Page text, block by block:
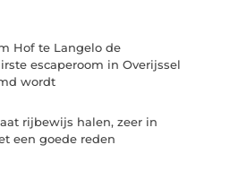
Hof te Langelo de
escaperoom in Overijssel
wordt
rijbewijs halen, zeer in
een goede reden